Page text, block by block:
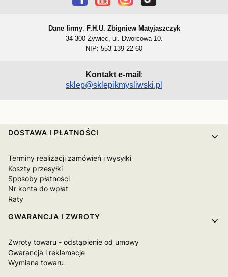
Dane firmy: F.H.U. Zbigniew Matyjaszczyk
34-300 Żywiec, ul. Dworcowa 10.
NIP: 553-139-22-60
Kontakt e-mail :
sklep@sklepikmysliwski.pl
Linki w stopce
DOSTAWA I PŁATNOŚCI
Terminy realizacji zamówień i wysyłki
Koszty przesyłki
Sposoby płatności
Nr konta do wpłat
Raty
GWARANCJA I ZWROTY
Zwroty towaru - odstąpienie od umowy
Gwarancja i reklamacje
Wymiana towaru